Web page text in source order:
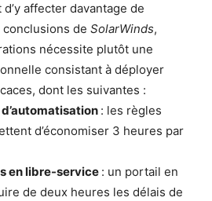
affecter davantage de
conclusions de SolarWinds,
nécessite plutôt une
consistant à déployer
dont les suivantes :
: les règles
d’économiser 3 heures par
en libre-service : un portail en
de deux heures les délais de